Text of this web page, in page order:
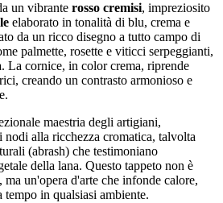
un vibrante rosso cremisi, impreziosito
elaborato in tonalità di blu, crema e
da un ricco disegno a tutto campo di
palmette, rosette e viticci serpeggianti,
La cornice, in color crema, riprende
creando un contrasto armonioso e
maestria degli artigiani,
nodi alla ricchezza cromatica, talvolta
(abrash) che testimoniano
della lana. Questo tappeto non è
un'opera d'arte che infonde calore,
tempo in qualsiasi ambiente.